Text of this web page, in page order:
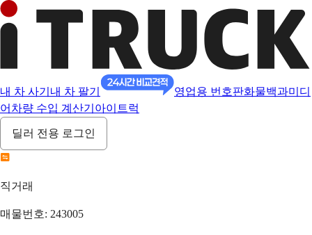
내 차 사기 내 차 팔기 영업용 번호판화물백과미디
어 차량 수입 계산기 아이트럭
딜러 전용 로그인
직거래
매물번호: 243005